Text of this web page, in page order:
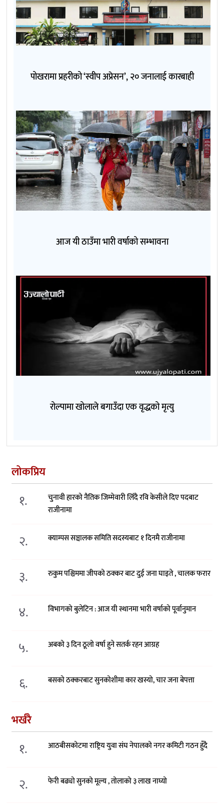
पोखरामा प्रहरीको ‘स्वीप अप्रेसन’, २० जनालाई कारबाही
आज यी ठाउँमा भारी वर्षाको सम्भावना
रोल्पामा खोलाले बगाउँदा एक वृद्धको मृत्यु
लोकप्रिय
१.
चुनावी हारको नैतिक जिम्मेवारी लिँदै रवि केसीले दिए पदबाट
राजीनामा
२. क्याम्पस सञ्चालक समिति सदस्यबाट १ दिनमै राजीनामा
३. रुकुम पश्चिममा जीपको ठक्कर बाट दुई जना घाइते , चालक फरार
४. विभागको बुलेटिन : आज यी स्थानमा भारी वर्षाको पूर्वानुमान
५. अबको ३ दिन ठूलो वर्षा हुने सतर्क रहन आग्रह
६. बसको ठक्करबाट सुनकोशीमा कार खस्यो, चार जना बेपत्ता
भर्खरै
१. आठबीसकोटमा राष्ट्रिय युवा संघ नेपालको नगर कमिटी गठन हुँदै
२. फेरी बढ्यो सुनको मूल्य , तोलाको ३ लाख नाघ्यो